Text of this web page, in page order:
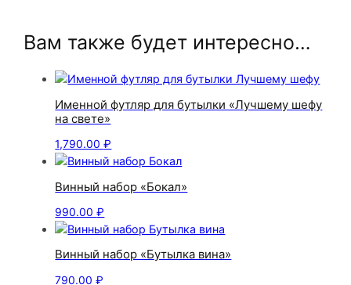
Вам также будет интересно…
Именной футляр для бутылки «Лучшему шефу
на свете»
1,790.00₽
Винный набор «Бокал»
990.00₽
Винный набор «Бутылка вина»
790.00₽